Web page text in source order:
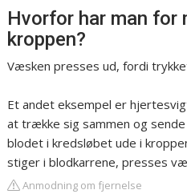
Hvorfor har man for
kroppen?
Væsken presses ud, fordi
Et andet eksempel er
at trække sig sammen og
blodet i kredsløbet ude i
stiger i blodkarrene, presses
Anmodning om fjernelse